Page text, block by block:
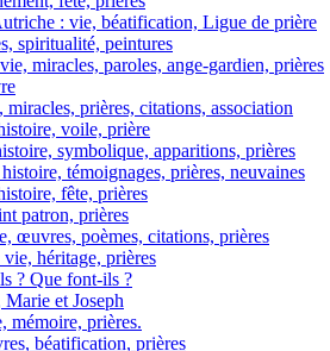
: vie, béatification, Ligue de prière
spiritualité, peintures
miracles, paroles, ange-gardien, prières
prières, citations, association
voile, prière
symbolique, apparitions, prières
témoignages, prières, neuvaines
fête, prières
patron, prières
œuvres, poèmes, citations, prières
héritage, prières
? Que font-ils ?
et Joseph
mémoire, prières.
béatification, prières